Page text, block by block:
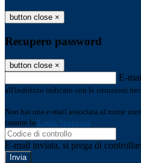
button close ×
Recupero password
button close ×
E-
all'indirizzo indicato con le istruzioni
Non hai una e-mail associata al nome
tramite la Login Spaggiari
E-mail inviata, si prega di